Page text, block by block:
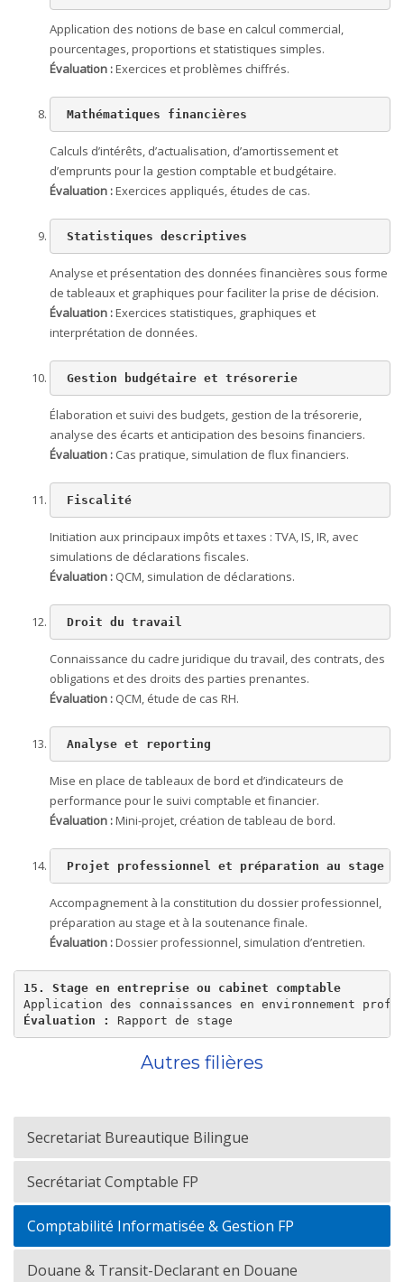
Application des notions de base en calcul commercial,
pourcentages, proportions et statistiques simples.
Évaluation :Exercices et problèmes chiffrés.
Mathématiques financières
Calculs d’intérêts, d’actualisation, d’amortissement et
d’emprunts pour la gestion comptable et budgétaire.
Évaluation :Exercices appliqués, études de cas.
Statistiques descriptives
Analyse et présentation des données financières sous forme
de tableaux et graphiques pour faciliter la prise de décision.
Évaluation :Exercices statistiques, graphiques et
interprétation de données.
Gestion budgétaire et trésorerie
Élaboration et suivi des budgets, gestion de la trésorerie,
analyse des écarts et anticipation des besoins financiers.
Évaluation : Cas pratique, simulation de flux financiers.
Fiscalité
Initiation aux principaux impôts et taxes : TVA, IS, IR, avec
simulations de déclarations fiscales.
Évaluation : QCM, simulation de déclarations.
Droit du travail
Connaissance du cadre juridique du travail, des contrats, des
obligations et des droits des parties prenantes.
Évaluation : QCM, étude de cas RH.
Analyse et reporting
Mise en place de tableaux de bord et d’indicateurs de
performance pour le suivi comptable et financier.
Évaluation :Mini-projet, création de tableau de bord.
Projet professionnel et préparation au stage
Accompagnement à la constitution du dossier professionnel,
préparation au stage et à la soutenance finale.
Évaluation :Dossier professionnel, simulation d’entretien.
15. Stage en entreprise ou cabinet comptable
Évaluation : Rapport de stage
Autres filières
Secretariat Bureautique Bilingue
Secrétariat Comptable FP
Comptabilité Informatisée & Gestion FP
Douane & Transit-Declarant en Douane